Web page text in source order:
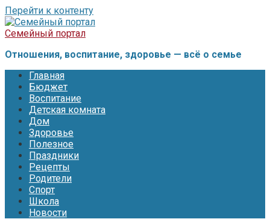
Перейти к контенту
Семейный портал
Отношения, воспитание, здоровье — всё о семье
Главная
Бюджет
Воспитание
Детская комната
Дом
Здоровье
Полезное
Праздники
Рецепты
Родители
Спорт
Школа
Новости